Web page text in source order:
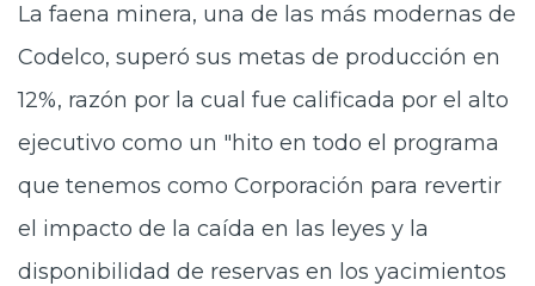
La faena minera, una de las más modernas de
Codelco, superó sus metas de producción en
12%, razón por la cual fue calificada por el alto
ejecutivo como un "hito en todo el programa
que tenemos como Corporación para revertir
el impacto de la caída en las leyes y la
disponibilidad de reservas en los yacimientos